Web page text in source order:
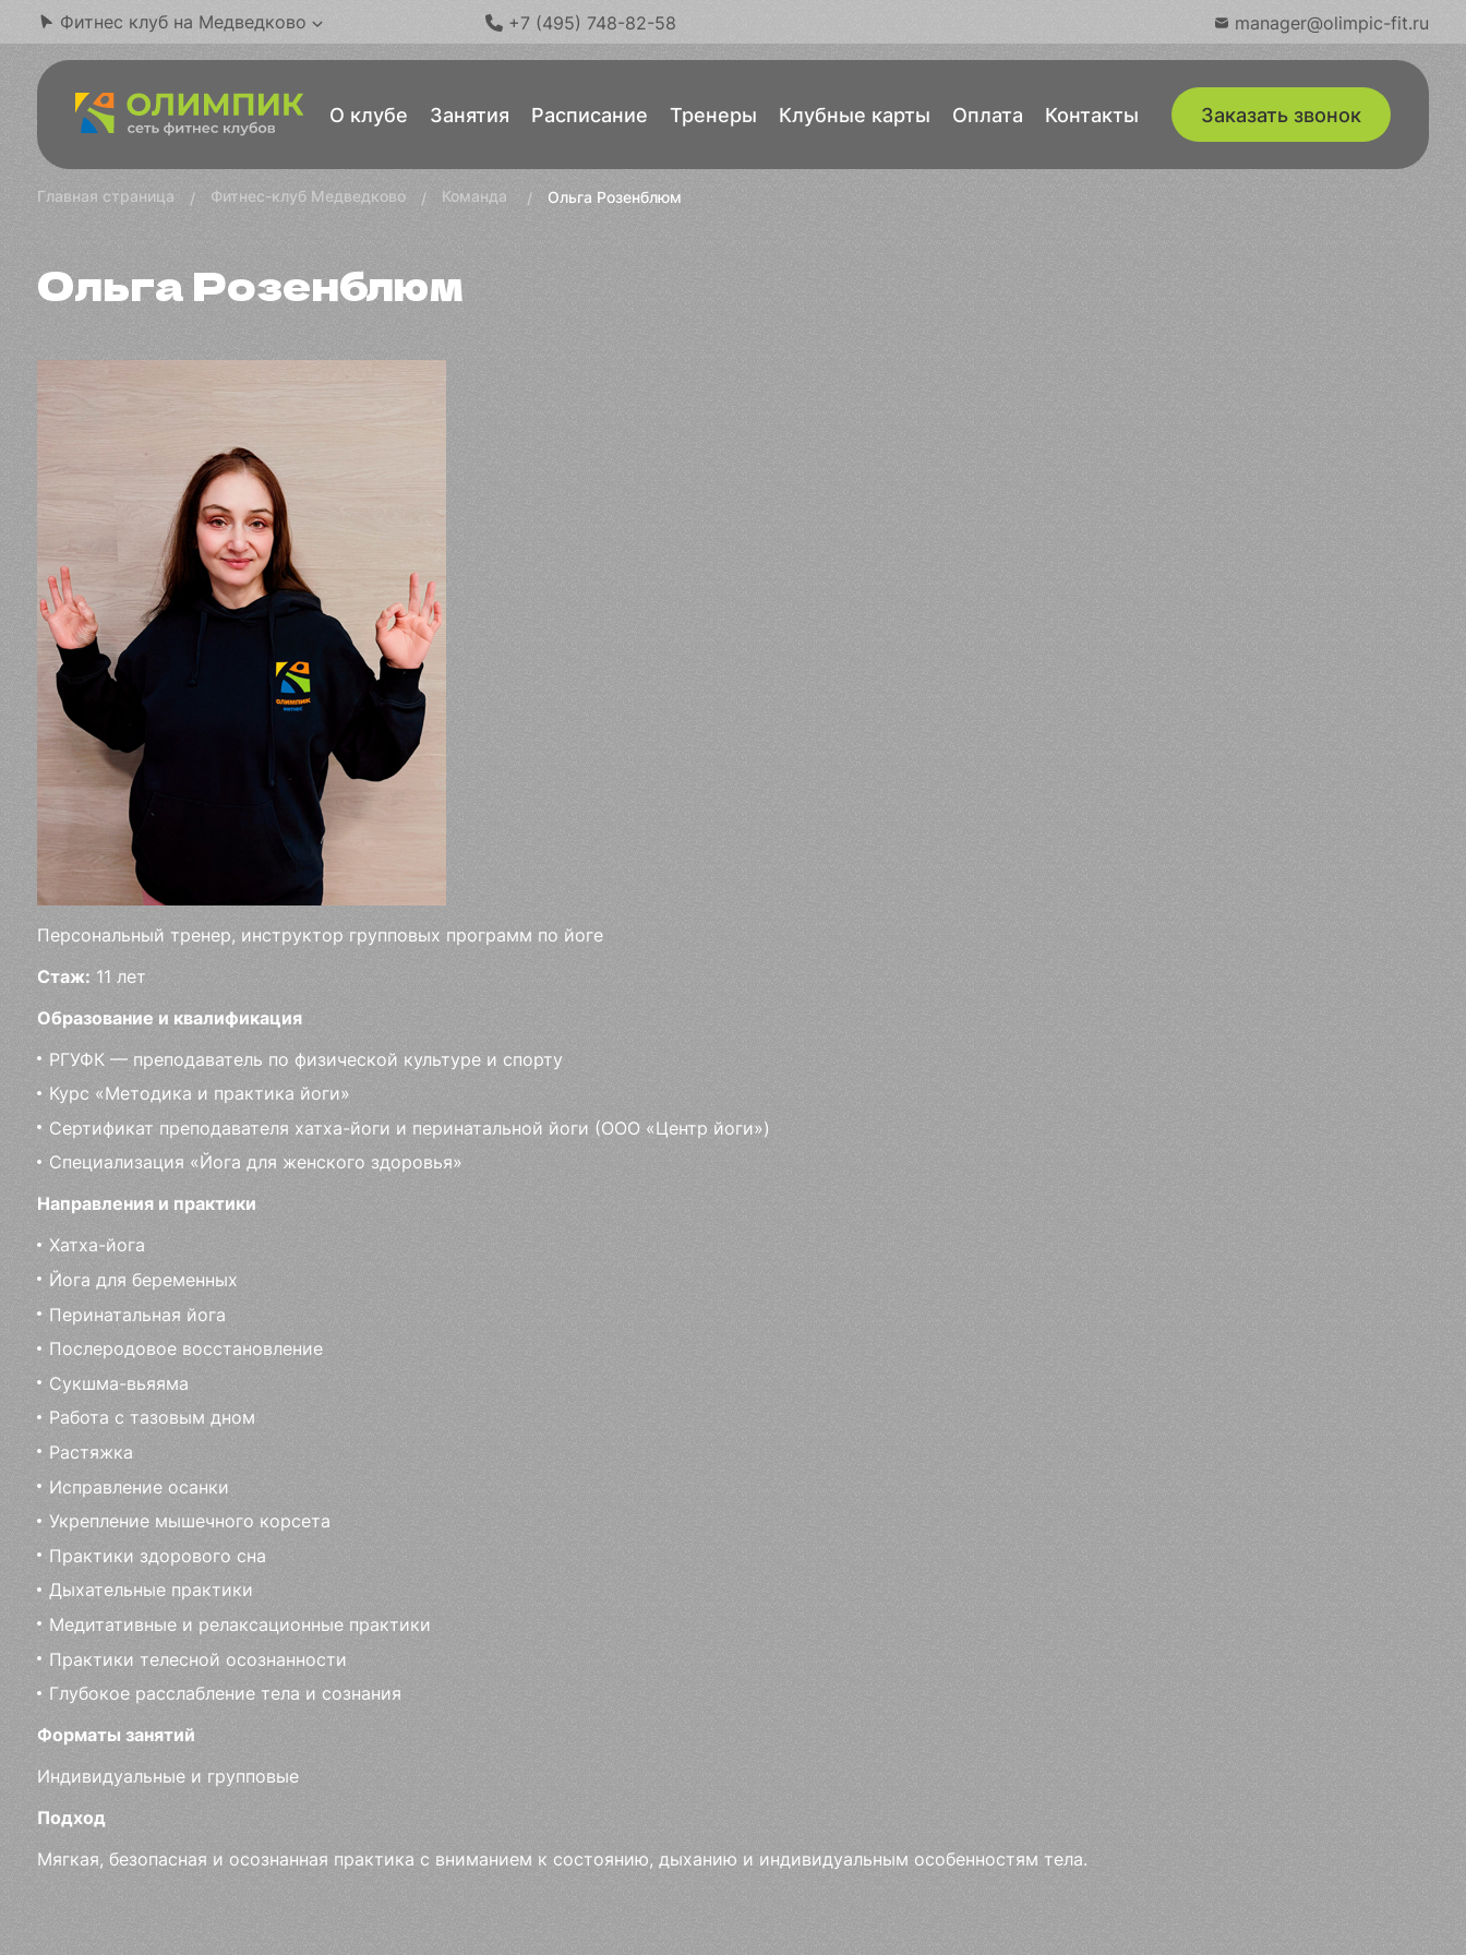
Фитнес клуб на Медведково +7 (495) 748-82-58 manager@olimpic-fit.ru
О клубе Занятия Расписание Тренеры Клубные карты Оплата Контакты Заказать звонок
Главная страница Фитнес-клуб Медведково Команда Ольга Розенблюм
Ольга Розенблюм
Персональный тренер, инструктор групповых программ по йоге
Стаж: 11 лет
Образование и квалификация
РГУФК — преподаватель по физической культуре и спорту
Курс «Методика и практика йоги»
Сертификат преподавателя хатха-йоги и перинатальной йоги (ООО «Центр йоги»)
Специализация «Йога для женского здоровья»
Направления и практики
Хатха-йога
Йога для беременных
Перинатальная йога
Послеродовое восстановление
Сукшма-вьяяма
Работа с тазовым дном
Растяжка
Исправление осанки
Укрепление мышечного корсета
Практики здорового сна
Дыхательные практики
Медитативные и релаксационные практики
Практики телесной осознанности
Глубокое расслабление тела и сознания
Форматы занятий
Индивидуальные и групповые
Подход
Мягкая, безопасная и осознанная практика с вниманием к состоянию, дыханию и индивидуальным особенностям тела.